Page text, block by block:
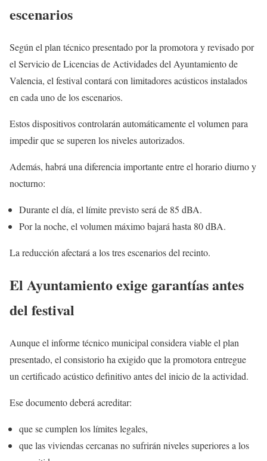
escenarios
Según el plan técnico presentado por la promotora y revisado por
el Servicio de Licencias de Actividades del Ayuntamiento de
Valencia, el festival contará con limitadores acústicos instalados
en cada uno de los escenarios.
Estos dispositivos controlarán automáticamente el volumen para
impedir que se superen los niveles autorizados.
Además, habrá una diferencia importante entre el horario diurno y
nocturno:
Durante el día, el límite previsto será de 85 dBA.
Por la noche, el volumen máximo bajará hasta 80 dBA.
La reducción afectará a los tres escenarios del recinto.
El Ayuntamiento exige garantías antes
del festival
Aunque el informe técnico municipal considera viable el plan
presentado, el consistorio ha exigido que la promotora entregue
un certificado acústico definitivo antes del inicio de la actividad.
Ese documento deberá acreditar:
que se cumplen los límites legales,
que las viviendas cercanas no sufrirán niveles superiores a los